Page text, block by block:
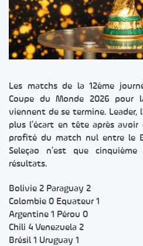
Les matchs de la 12ème
Coupe du Monde 2026 pour
viennent de se termine. Leader,
plus l’écart en tête après
profité du match nul entre le
Seleçao n’est que
résultats.
Bolivie 2 Paraguay 2
Colombie 0 Equateur 1
Argentine 1 Pérou 0
Chili 4 Venezuela 2
Brésil 1 Uruguay 1